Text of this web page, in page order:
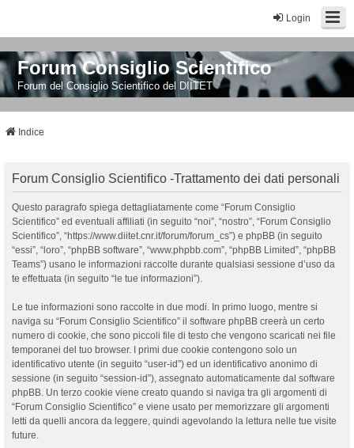
Login
Forum Consiglio Scientifico
Forum del Consiglio Scientifico del DIITET
Indice
Forum Consiglio Scientifico -Trattamento dei dati personali
Questo paragrafo spiega dettagliatamente come “Forum Consiglio
Scientifico” ed eventuali affiliati (in seguito “noi”, “nostro”, “Forum Consiglio
Scientifico”, “https://www.diitet.cnr.it/forum/forum_cs”) e phpBB (in seguito
“essi”, “loro”, “phpBB software”, “www.phpbb.com”, “phpBB Limited”, “phpBB
Teams”) usano le informazioni raccolte durante qualsiasi sessione d’uso da
te effettuata (in seguito “le tue informazioni”).
Le tue informazioni sono raccolte in due modi. In primo luogo, mentre si
naviga su “Forum Consiglio Scientifico” il software phpBB creerà un certo
numero di cookie, che sono piccoli file di testo che vengono scaricati nei file
temporanei del tuo browser. I primi due cookie contengono solo un
identificativo utente (in seguito “user-id”) ed un identificativo anonimo di
sessione (in seguito “session-id”), assegnato automaticamente dal software
phpBB. Un terzo cookie viene creato quando si naviga tra gli argomenti di
“Forum Consiglio Scientifico” e viene usato per memorizzare gli argomenti
letti da quelli ancora da leggere, quindi agevolando la lettura nelle tue visite
future.